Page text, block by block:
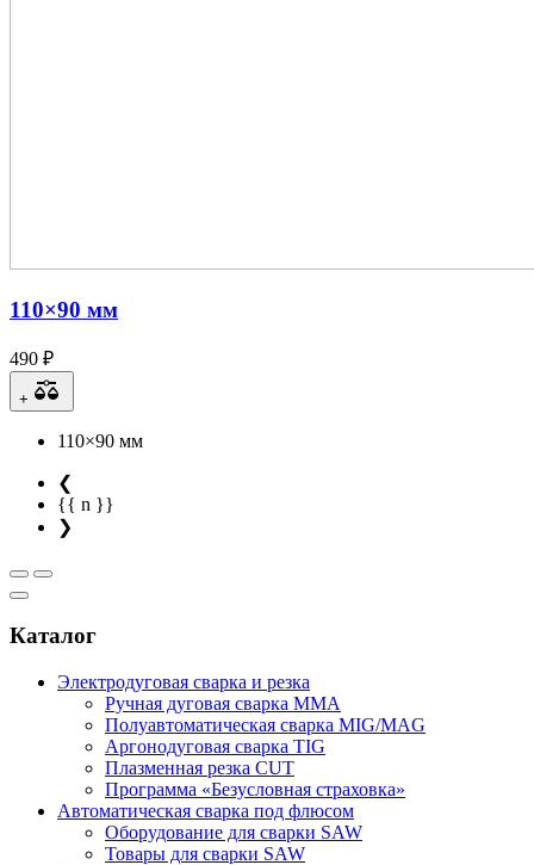
110×90 мм
490 ₽
+
110×90 мм
❮
{{ n }}
❯
Каталог
Электродуговая сварка и резка
Ручная дуговая сварка MMA
Полуавтоматическая сварка MIG/MAG
Аргонодуговая сварка TIG
Плазменная резка CUT
Программа «Безусловная страховка»
Автоматическая сварка под флюсом
Оборудование для сварки SAW
Товары для сварки SAW